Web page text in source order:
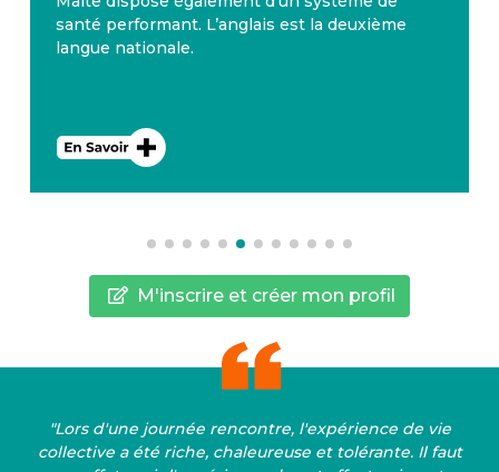
santé performant. L’anglais est la deuxième
langue nationale.
M'inscrire et créer mon profil
"Lors d'une journée rencontre, l'expérience de vie
collective a été riche, chaleureuse et tolérante. Il faut